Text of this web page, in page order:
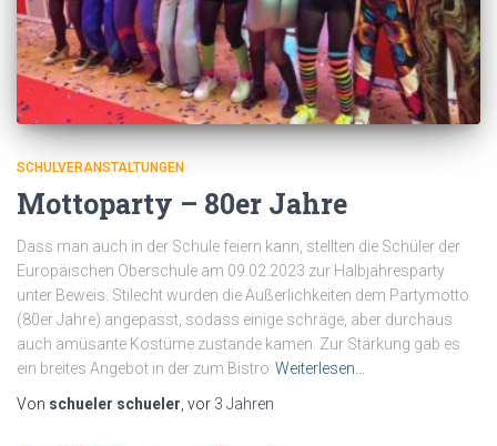
SCHULVERANSTALTUNGEN
Mottoparty – 80er Jahre
Dass man auch in der Schule feiern kann, stellten die Schüler der
Europäischen Oberschule am 09.02.2023 zur Halbjahresparty
unter Beweis. Stilecht wurden die Äußerlichkeiten dem Partymotto
(80er Jahre) angepasst, sodass einige schräge, aber durchaus
auch amüsante Kostüme zustande kamen. Zur Stärkung gab es
ein breites Angebot in der zum Bistro Weiterlesen…
Von schueler schueler , vor 3 Jahren